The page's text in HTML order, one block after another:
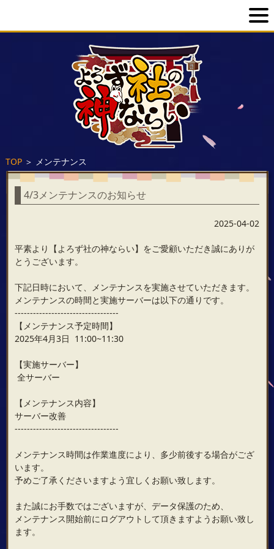
TOP＞ メンテナンス
4/3メンテナンスのお知らせ
2025-04-02
平素より【よろず社の神ならい】をご愛顧いただき誠にありが
とうございます。
下記日時において、メンテナンスを実施させていただきます。
メンテナンスの時間と実施サーバーは以下の通りです。
----------------------------------
【メンテナンス予定時間】
2025年4月3日 11:00~11:30
【実施サーバー】
全サーバー
【メンテナンス内容】
サーバー改善
----------------------------------
メンテナンス時間は作業進度により、多少前後する場合がござ
います。
予めご了承くださいますよう宜しくお願い致します。
また誠にお手数ではございますが、データ保護のため、
メンテナンス開始前にログアウトして頂きますようお願い致し
ます。